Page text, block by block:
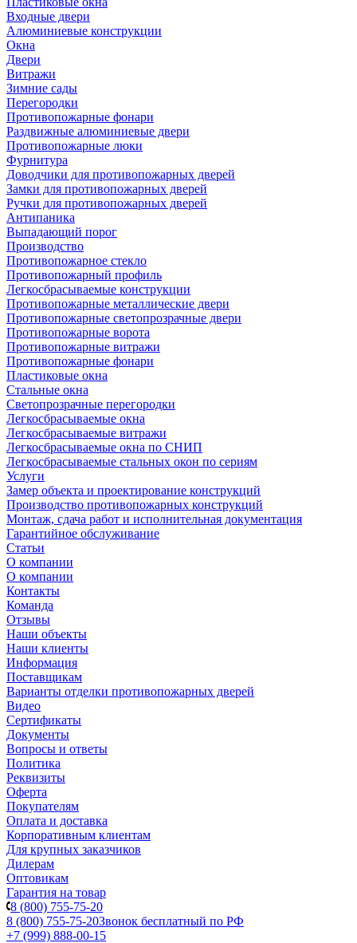
Входные двери
Алюминиевые конструкции
Окна
Двери
Витражи
Зимние сады
Перегородки
Противопожарные фонари
Раздвижные алюминиевые двери
Противопожарные люки
Фурнитура
Доводчики для противопожарных дверей
Замки для противопожарных дверей
Ручки для противопожарных дверей
Антипаника
Выпадающий порог
Производство
Противопожарное стекло
Противопожарный профиль
Легкосбрасываемые конструкции
Противопожарные металлические двери
Противопожарные светопрозрачные двери
Противопожарные ворота
Противопожарные витражи
Противопожарные фонари
Пластиковые окна
Стальные окна
Светопрозрачные перегородки
Легкосбрасываемые окна
Легкосбрасываемые витражи
Легкосбрасываемые окна по СНИП
Легкосбрасываемые стальных окон по сериям
Услуги
Замер объекта и проектирование конструкций
Производство противопожарных конструкций
Монтаж, сдача работ и исполнительная документация
Гарантийное обслуживание
Статьи
О компании
О компании
Контакты
Команда
Отзывы
Наши объекты
Наши клиенты
Информация
Поставщикам
Варианты отделки противопожарных дверей
Видео
Сертификаты
Документы
Вопросы и ответы
Политика
Реквизиты
Оферта
Покупателям
Оплата и доставка
Корпоративным клиентам
Для крупных заказчиков
Дилерам
Оптовикам
Гарантия на товар
8 (800) 755-75-20
8 (800) 755-75-20Звонок бесплатный по РФ
+7 (999) 888-00-15